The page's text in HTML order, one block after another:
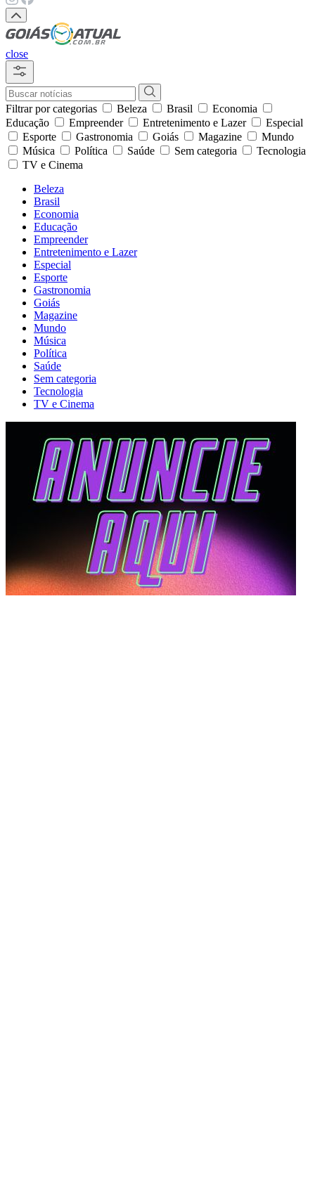
close
Filtrar por categorias Beleza Brasil
Economia
Educação
Empreender Entretenimento e Lazer
Especial
Esporte
Gastronomia Goiás Magazine
Mundo
Música
Política Saúde Sem categoria
Tecnologia
TV e Cinema
Beleza
Brasil
Economia
Educação
Empreender
Entretenimento e Lazer
Especial
Esporte
Gastronomia
Goiás
Magazine
Mundo
Música
Política
Saúde
Sem categoria
Tecnologia
TV e Cinema